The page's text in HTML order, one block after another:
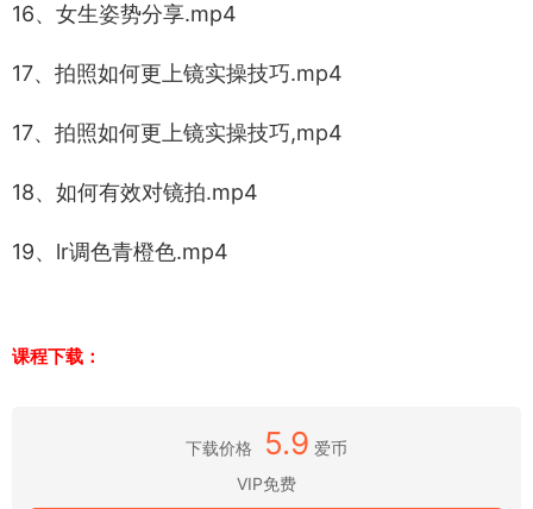
16、女生姿势分享.mp4
17、拍照如何更上镜实操技巧.mp4
17、拍照如何更上镜实操技巧,mp4
18、如何有效对镜拍.mp4
19、lr调色青橙色.mp4
课程下载：
下载价格 5.9 爱币
VIP免费